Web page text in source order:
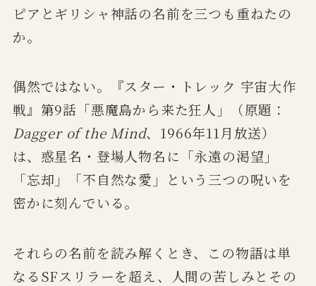
ピアとギリシャ神話の名前を三つも重ねたの
か。
偶然ではない。『スター・トレック 宇宙大作
戦』第9話「悪魔島から来た狂人」（原題：
Dagger of the Mind、1966年11月放送）
は、惑星名・登場人物名に「永遠の渇望」
「忘却」「不自然な愛」という三つの呪いを
密かに刻んでいる。
それらの名前を読み解くとき、この物語は単
なるSFスリラーを超え、人間の苦しみとその